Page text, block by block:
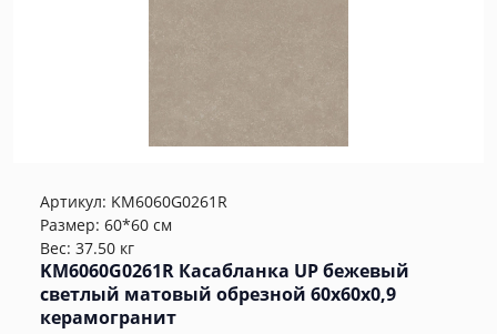
Артикул: KM6060G0261R
Размер: 60*60 см
Вес: 37.50 кг
KM6060G0261R Касабланка UP бежевый
светлый матовый обрезной 60x60x0,9
керамогранит